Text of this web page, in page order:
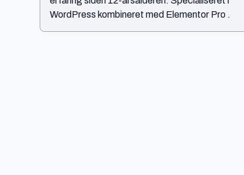
WordPress kombineret med Elementor Pro .